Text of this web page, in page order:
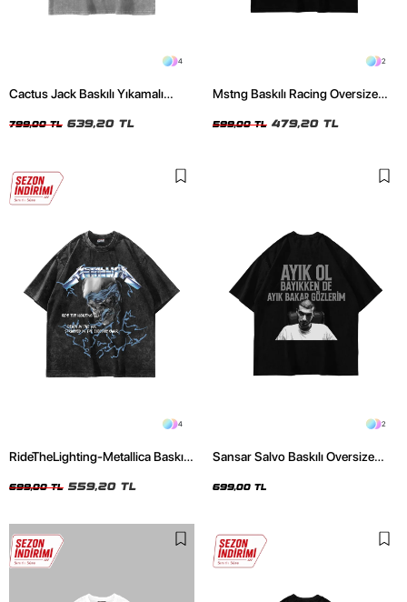
4
Cactus Jack Baskılı Yıkamalı
799,00 TL 639,20 TL
2
Mstng Baskılı Racing Oversize
599,00 TL 479,20 TL
4
RideTheLighting-Metallica Baskılı
Tshirt
699,00 TL 559,20 TL
2
Sansar Salvo Baskılı Oversize
699,00 TL